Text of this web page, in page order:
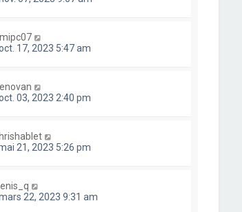
17, 2023 5:47 am
03, 2023 2:40 pm
21, 2023 5:26 pm
22, 2023 9:31 am